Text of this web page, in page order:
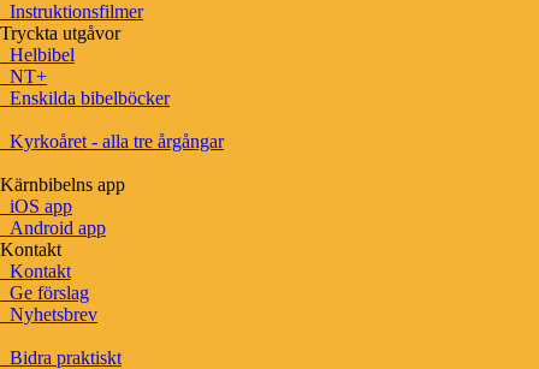
Instruktionsfilmer
Tryckta utgåvor
Helbibel
NT+
Enskilda bibelböcker
Kyrkoåret - alla tre årgångar
Kärnbibelns app
iOS app
Android app
Kontakt
Kontakt
Ge förslag
Nyhetsbrev
Bidra praktiskt
PersongalleriBETA
Lista på personer
Tidslinje
Familjeträd
Grundtexten
Interlinjär version
Grekiskt/Svenskt lexikon
Arameiskt/svenskt lexikon
Hebreiskt/svenskt lexikon
Kategorier
Grekiska alfabetet